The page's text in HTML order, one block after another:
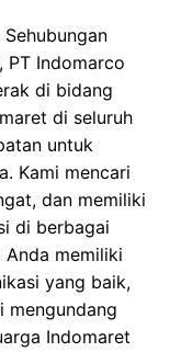
Sehubungan
PT Indomarco
di bidang
di seluruh
untuk
Kami mencari
dan memiliki
di berbagai
memiliki
yang baik,
mengundang
Indomaret